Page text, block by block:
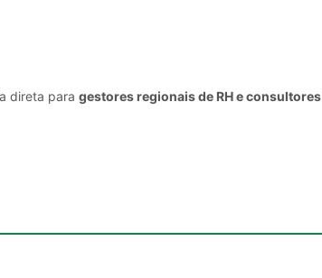
direta para gestores regionais de RH e consultores